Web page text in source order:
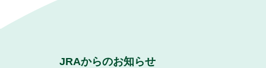
JRAからのお知らせ